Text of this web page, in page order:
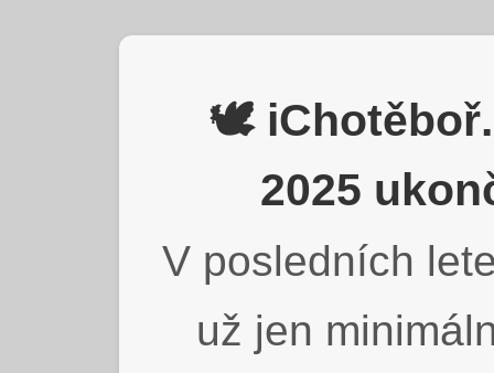
🕊️
2025
V posledních
už jen